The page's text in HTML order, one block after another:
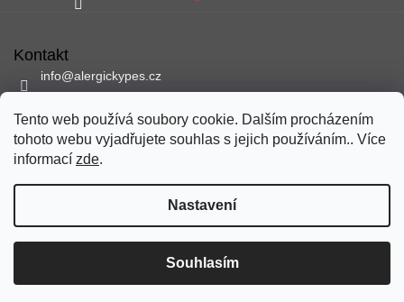
Tento web používá soubory cookie. Dalším procházením
tohoto webu vyjadřujete souhlas s jejich používáním.. Více
informací zde.
Nastavení
Souhlasím
Kontakt
info@alergickypes.cz
Sledujte nás na facebooku
alergickypes
Vytvořil Shoptet
alergickypes.cz
. Všechna práva vyhrazena.
Upravit nastavení cookies